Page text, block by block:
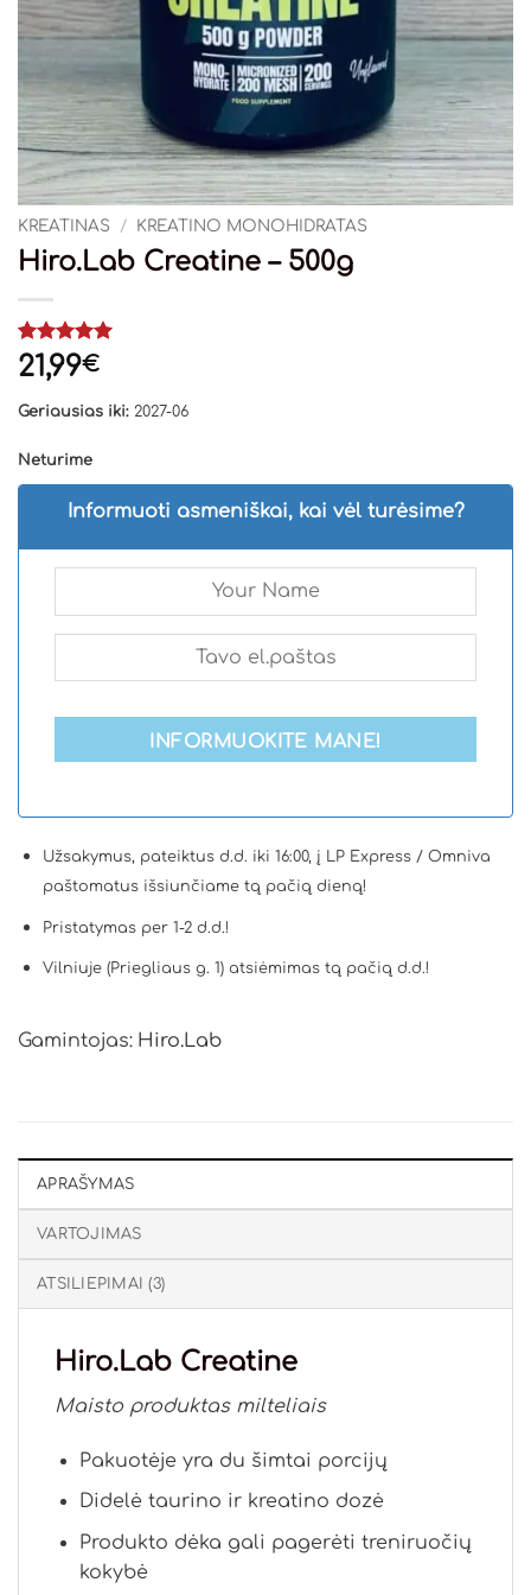
KREATINAS / KREATINO MONOHIDRATAS
Hiro.Lab Creatine – 500g
Įvertinimas:
5iš 5
įvertinimų:
3
21,99€
Geriausias iki: 2027-06
Neturime
Informuoti asmeniškai, kai vėl turėsime?
INFORMUOKITE MANE!
Užsakymus, pateiktus d.d. iki 16:00, į LP Express / Omniva
paštomatus išsiunčiame tą pačią dieną!
Pristatymas per 1-2 d.d.!
Vilniuje (Priegliaus g. 1) atsiėmimas tą pačią d.d.!
Gamintojas: Hiro.Lab
APRAŠYMAS
VARTOJIMAS
ATSILIEPIMAI (3)
Hiro.Lab Creatine
Maisto produktas milteliais
Pakuotėje yra du šimtai porcijų
Didelė taurino ir kreatino dozė
Produkto dėka gali pagerėti treniruočių
kokybė